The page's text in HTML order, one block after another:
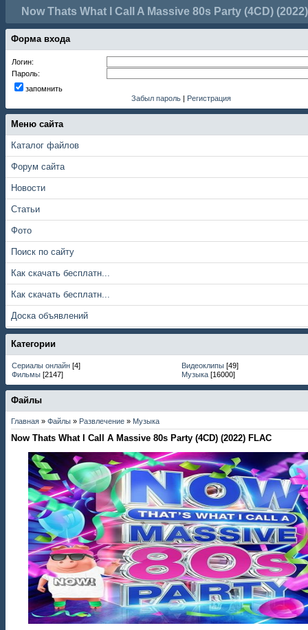
Now Thats What I Call A Massive 80s Party (4CD)
Форма входа
Логин:
Пароль:
запомнить
Забыл пароль | Регистрация
Меню сайта
Каталог файлов
Форум сайта
Новости
Статьи
Фото
Поиск по сайту
Как скачать бесплатн...
Как скачать бесплатн...
Доска объявлений
Категории
Сериалы онлайн [4] Видеоклипы [49]
Фильмы [2147] Музыка [16000]
Файлы
Главная » Файлы » Развлечение » Музыка
Now Thats What I Call A Massive 80s Party (4CD) (2022) FLAC